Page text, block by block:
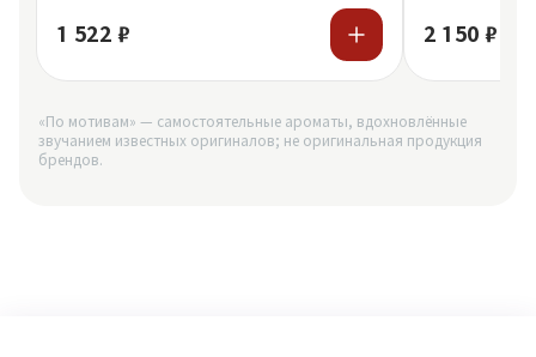
1 522 ₽ 2 150 ₽
«По мотивам» — самостоятельные ароматы, вдохновлённые
звучанием известных оригиналов; не оригинальная продукция
брендов.